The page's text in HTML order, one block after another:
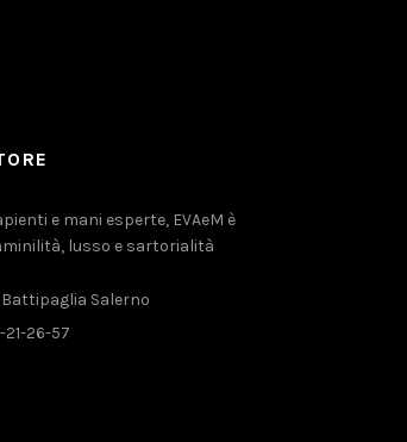
e mani esperte, EVAeM è
lusso e sartorialità
Battipaglia Salerno
26-57